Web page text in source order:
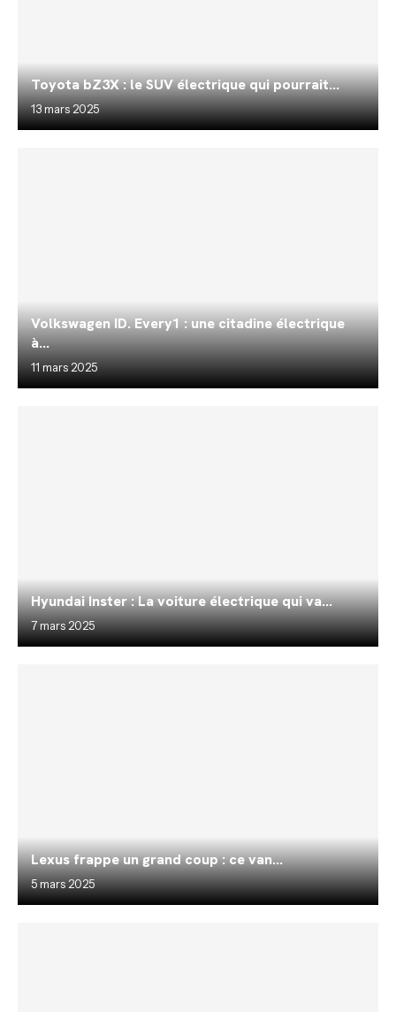
Toyota bZ3X : le SUV électrique qui pourrait...
13 mars 2025
Volkswagen ID. Every1 : une citadine électrique
à...
11 mars 2025
Hyundai Inster : La voiture électrique qui va...
7 mars 2025
Lexus frappe un grand coup : ce van...
5 mars 2025